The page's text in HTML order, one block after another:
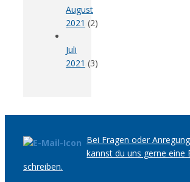
August
2021 (2)
Juli
2021 (3)
Bei Fragen oder
kannst du uns gerne eine
schreiben.